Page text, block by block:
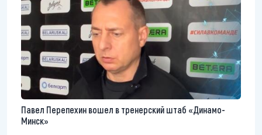
Павел Перепехин вошел в тренерский штаб «Динамо-
Минск»